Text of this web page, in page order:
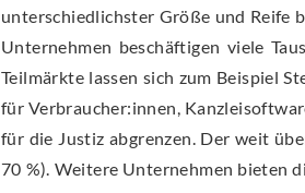
unterschiedlichster Größe und Reife
Unternehmen beschäftigen viele
Teilmärkte lassen sich zum Beispiel
für Verbraucher:innen,
für die Justiz abgrenzen. Der weit
70 %). Weitere Unternehmen bieten